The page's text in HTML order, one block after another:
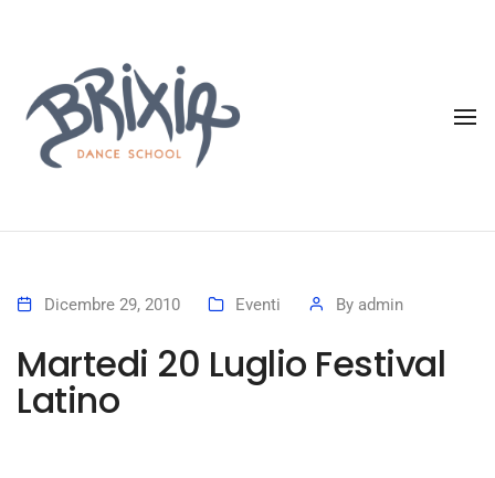
Dicembre 29, 2010 Eventi By admin
Martedi 20 Luglio Festival
Latino